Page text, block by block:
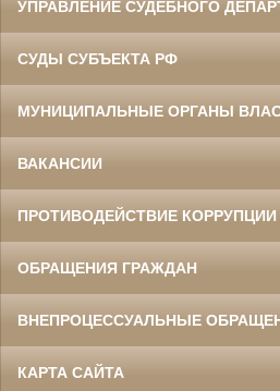
УПРАВЛЕНИЕ СУДЕБНОГО
СУДЫ СУБЪЕКТА РФ
МУНИЦИПАЛЬНЫЕ ОРГАНЫ
ВАКАНСИИ
ПРОТИВОДЕЙСТВИЕ КОРРУПЦИИ
ОБРАЩЕНИЯ ГРАЖДАН
ВНЕПРОЦЕССУАЛЬНЫЕ
КАРТА САЙТА